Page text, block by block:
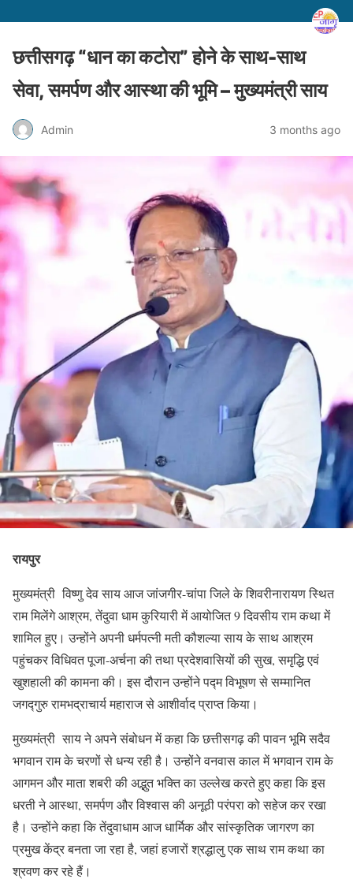
छत्तीसगढ़ “धान का कटोरा” होने के साथ-साथ
सेवा, समर्पण और आस्था की भूमि – मुख्यमंत्री साय
Admin 3 months ago
रायपुर
मुख्यमंत्री विष्णु देव साय आज जांजगीर-चांपा जिले के शिवरीनारायण स्थित
राम मिलेंगे आश्रम, तेंदुवा धाम कुरियारी में आयोजित 9 दिवसीय राम कथा में
शामिल हुए। उन्होंने अपनी धर्मपत्नी मती कौशल्या साय के साथ आश्रम
पहुंचकर विधिवत पूजा-अर्चना की तथा प्रदेशवासियों की सुख, समृद्धि एवं
खुशहाली की कामना की। इस दौरान उन्होंने पद्म विभूषण से सम्मानित
जगद्गुरु रामभद्राचार्य महाराज से आशीर्वाद प्राप्त किया।
मुख्यमंत्री साय ने अपने संबोधन में कहा कि छत्तीसगढ़ की पावन भूमि सदैव
भगवान राम के चरणों से धन्य रही है। उन्होंने वनवास काल में भगवान राम के
आगमन और माता शबरी की अद्भुत भक्ति का उल्लेख करते हुए कहा कि इस
धरती ने आस्था, समर्पण और विश्वास की अनूठी परंपरा को सहेज कर रखा
है। उन्होंने कहा कि तेंदुवाधाम आज धार्मिक और सांस्कृतिक जागरण का
प्रमुख केंद्र बनता जा रहा है, जहां हजारों श्रद्धालु एक साथ राम कथा का
श्रवण कर रहे हैं।